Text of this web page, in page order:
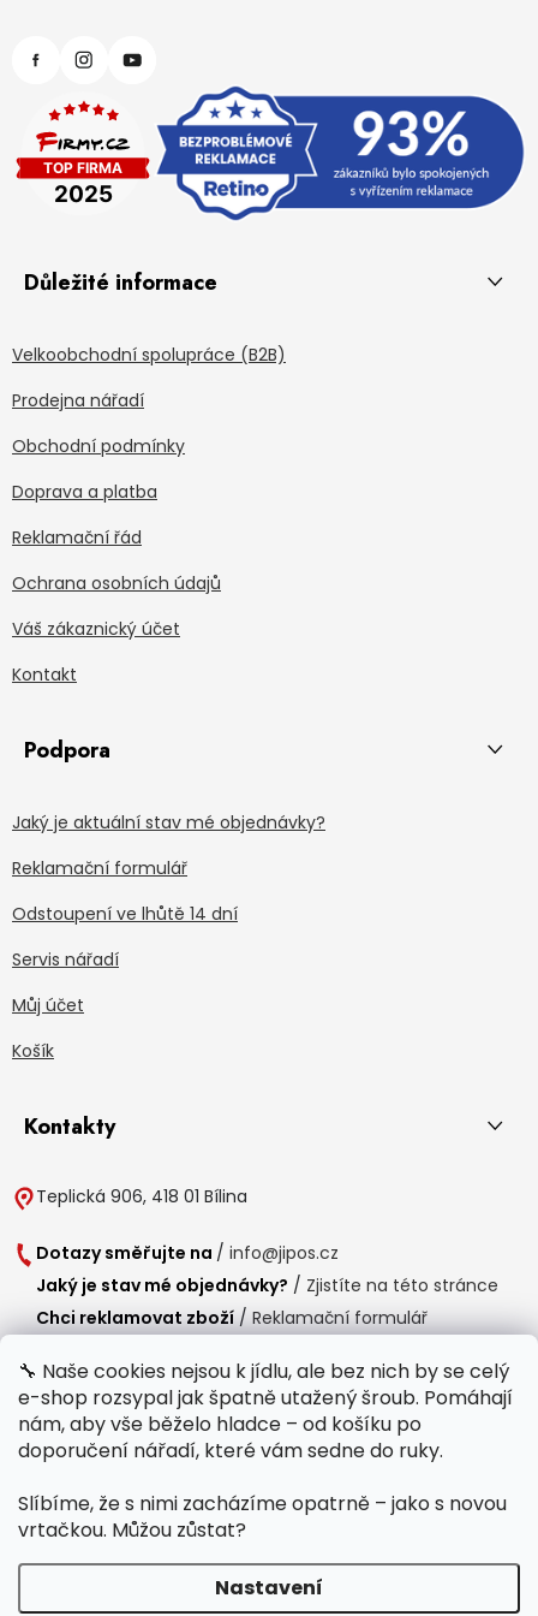
🔧 Naše cookies nejsou k jídlu, ale bez nich by se celý
e-shop rozsypal jak špatně utažený šroub. Pomáhají
nám, aby vše běželo hladce – od košíku po
doporučení nářadí, které vám sedne do ruky.
Slíbíme, že s nimi zacházíme opatrně – jako s novou
vrtačkou. Můžou zůstat?
Nastavení
Důležité informace
Velkoobchodní spolupráce (B2B)
Prodejna nářadí
Obchodní podmínky
Doprava a platba
Reklamační řád
Ochrana osobních údajů
Váš zákaznický účet
Kontakt
Podpora
Jaký je aktuální stav mé objednávky?
Reklamační formulář
Odstoupení ve lhůtě 14 dní
Servis nářadí
Můj účet
Košík
Kontakty
Teplická 906, 418 01 Bílina
Dotazy směřujte na / info@jipos.cz
Jaký je stav mé objednávky? / Zjistíte na této stránce
Chci reklamovat zboží / Reklamační formulář
Provozní doba
Po-Čt / 8:00 - 15:00
Polední přestávka /11:00 - 11:30